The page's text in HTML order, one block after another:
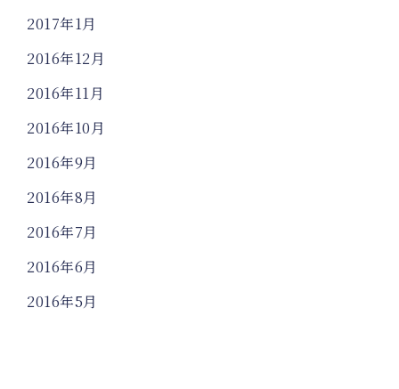
2017年1月
2016年12月
2016年11月
2016年10月
2016年9月
2016年8月
2016年7月
2016年6月
2016年5月